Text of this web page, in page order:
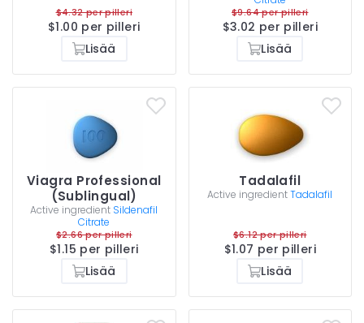
$4.32 per pilleri
$1.00 per pilleri
Lisää
$9.64 per pilleri
$3.02 per pilleri
Lisää
Viagra Professional
(Sublingual)
Active ingredient Sildenafil
Citrate
$2.66 per pilleri
$1.15 per pilleri
Lisää
Tadalafil
Active ingredientTadalafil
$6.12 per pilleri
$1.07 per pilleri
Lisää